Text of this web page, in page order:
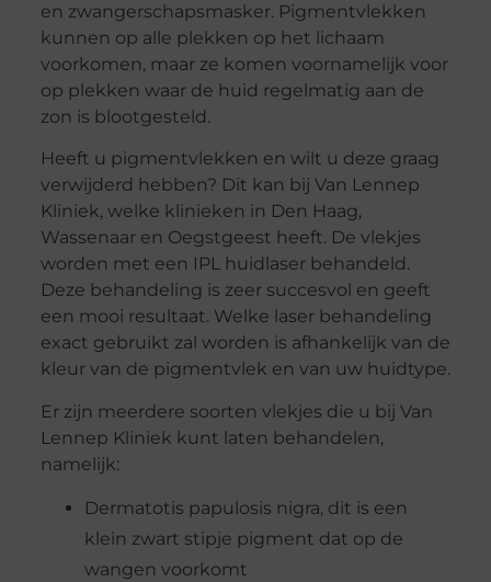
en zwangerschapsmasker. Pigmentvlekken
kunnen op alle plekken op het lichaam
voorkomen, maar ze komen voornamelijk voor
op plekken waar de huid regelmatig aan de
zon is blootgesteld.
Heeft u pigmentvlekken en wilt u deze graag
verwijderd hebben? Dit kan bij Van Lennep
Kliniek, welke klinieken in Den Haag,
Wassenaar en Oegstgeest heeft. De vlekjes
worden met een IPL huidlaser behandeld.
Deze behandeling is zeer succesvol en geeft
een mooi resultaat. Welke laser behandeling
exact gebruikt zal worden is afhankelijk van de
kleur van de pigmentvlek en van uw huidtype.
Er zijn meerdere soorten vlekjes die u bij Van
Lennep Kliniek kunt laten behandelen,
namelijk:
Dermatotis papulosis nigra, dit is een
klein zwart stipje pigment dat op de
wangen voorkomt